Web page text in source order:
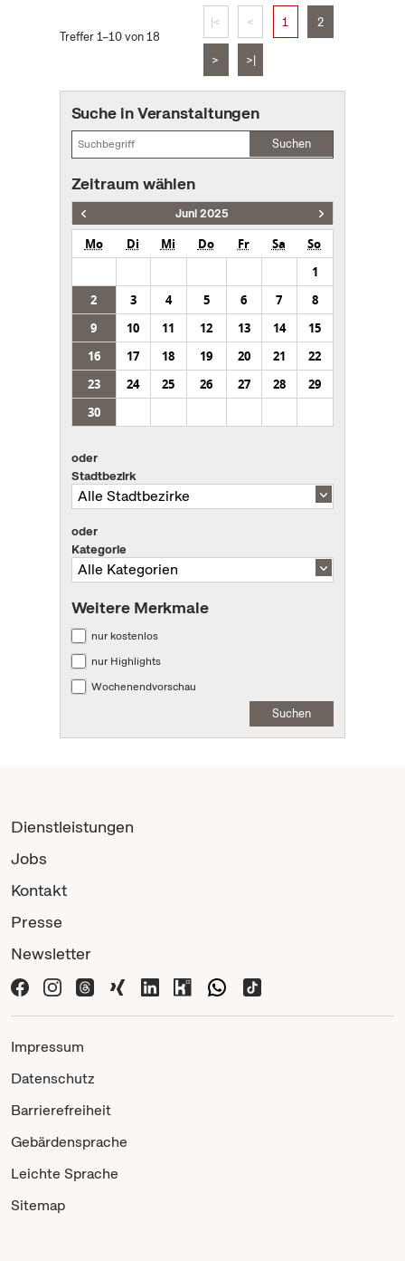
Treffer 1–10 von 18
|< < 1 2
> >|
Suche in Veranstaltungen
Suchen
Zeitraum wählen
Juni 2025
Mo Di Mi Do Fr Sa
So
1
2
3 4 5 6 7
8
9
10 11 12 13 14
15
16
17 18 19 20 21
22
23
24 25 26 27 28
29
30
oder
Stadtbezirk
oder
Kategorie
Weitere Merkmale
nur kostenlos
nur Highlights
Wochenendvorschau
Suchen
Dienstleistungen
Jobs
Kontakt
Presse
Newsletter
Impressum
Datenschutz
Barrierefreiheit
Gebärdensprache
Leichte Sprache
Sitemap